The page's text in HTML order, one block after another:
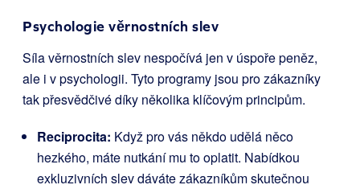
Psychologie věrnostních slev
Síla věrnostních slev nespočívá jen v úspoře peněz,
ale i v psychologii. Tyto programy jsou pro zákazníky
tak přesvědčivé díky několika klíčovým principům.
Reciprocita: Když pro vás někdo udělá něco
hezkého, máte nutkání mu to oplatit. Nabídkou
exkluzivních slev dáváte zákazníkům skutečnou